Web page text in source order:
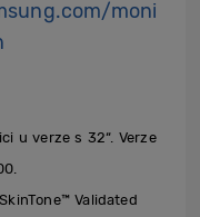
moni
u verze s 32“. Verze
Validated